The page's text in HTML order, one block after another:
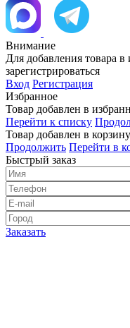
Внимание
Для добавления товара
зарегистрироваться
Вход Регистрация
Избранное
Товар добавлен в
Перейти к списку
Товар добавлен в корзину
Продолжить Перейти в
Быстрый заказ
Заказать